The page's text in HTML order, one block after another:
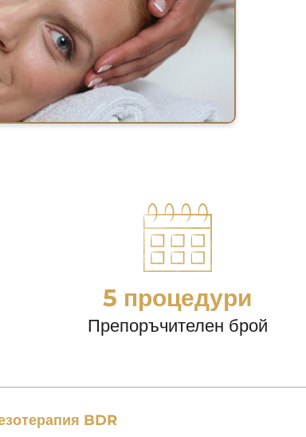
5 процедури
Препоръчителен брой
BDR